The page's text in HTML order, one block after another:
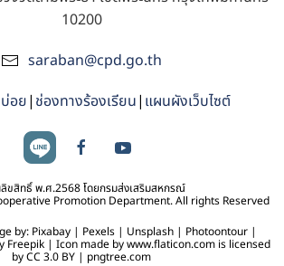
10200
saraban@cpd.go.th
อย| ช่องทางร้องเรียน| แผนผังเว็บไซต์
ขสิทธิ์ พ.ศ.2568 โดยกรมส่งเสริมสหกรณ์
Promotion Department. All rights Reserved
by: Pixabay | Pexels | Unsplash | Photoontour |
Freepik | Icon made by www.flaticon.com is licensed
by CC 3.0 BY | pngtree.com